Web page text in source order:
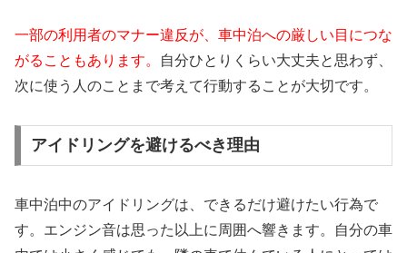
一部の利用者のマナー違反が、車中泊への厳しい目につな
がることもあります。
自分ひとりくらい大丈夫と思わず、
次に使う人のことまで考えて行動することが大切です。
アイドリングを避けるべき理由
車中泊中のアイドリングは、できるだけ避けたい行為で
す。エンジン音は思った以上に周囲へ響きます。自分の車